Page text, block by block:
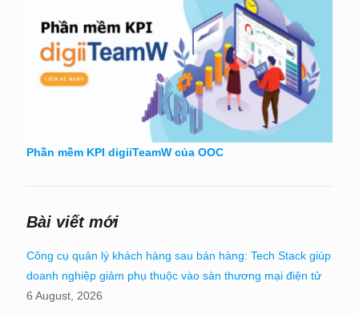
Phần mềm KPI digiiTeamW của OOC
Bài viết mới
Công cụ quản lý khách hàng sau bán hàng: Tech Stack giúp
doanh nghiệp giảm phụ thuộc vào sàn thương mại điện tử
6 August, 2026